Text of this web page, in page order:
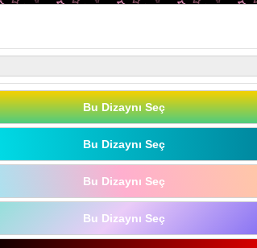
Bu Dizaynı Seç
Bu Dizaynı Seç
Bu Dizaynı Seç
Bu Dizaynı Seç